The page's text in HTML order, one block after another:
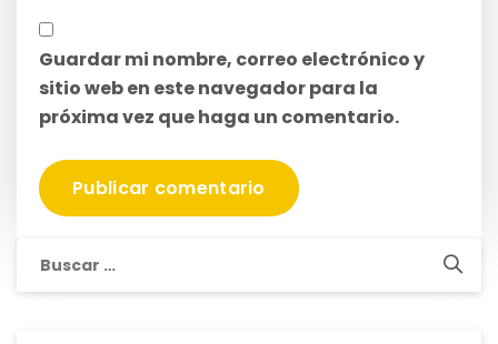
Guardar mi nombre, correo electrónico y
sitio web en este navegador para la
próxima vez que haga un comentario.